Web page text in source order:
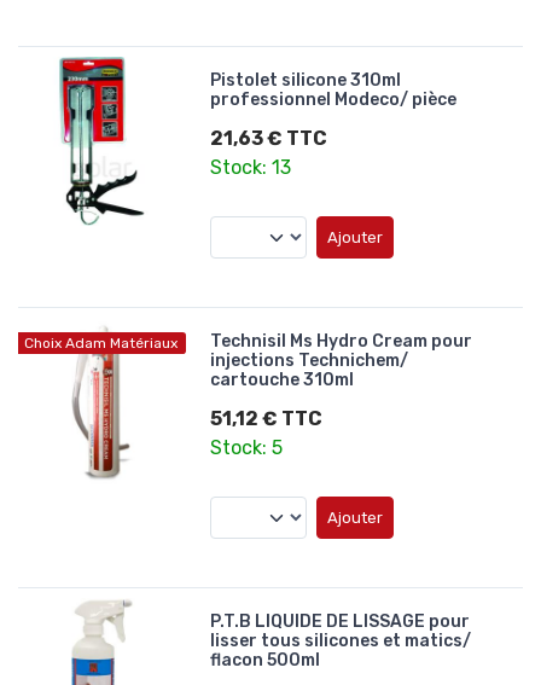
Pistolet silicone 310ml
professionnel Modeco/ pièce
21,63 € TTC
Stock: 13
Ajouter
Choix Adam Matériaux
Technisil Ms Hydro Cream pour
injections Technichem/
cartouche 310ml
51,12 € TTC
Stock: 5
Ajouter
P.T.B LIQUIDE DE LISSAGE pour
lisser tous silicones et matics/
flacon 500ml